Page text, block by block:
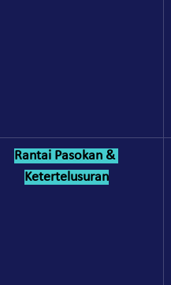
Rantai Pasokan &
Ketertelusuran